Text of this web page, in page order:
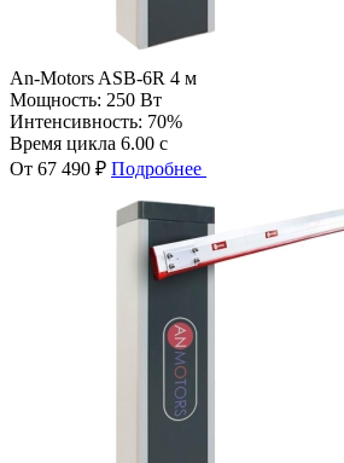
An-Motors ASB-6R 4 м
Мощность: 250 Вт
Интенсивность: 70%
Время цикла 6.00 с
От 67 490 ₽ Подробнее